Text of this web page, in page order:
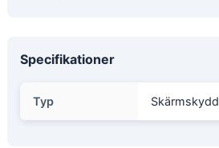
Specifikationer
Typ Skärmskydd